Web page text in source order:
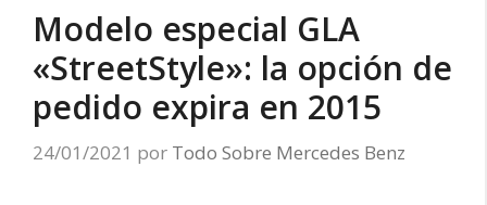
Modelo especial GLA
«StreetStyle»: la opción de
pedido expira en 2015
24/01/2021 por Todo Sobre Mercedes Benz